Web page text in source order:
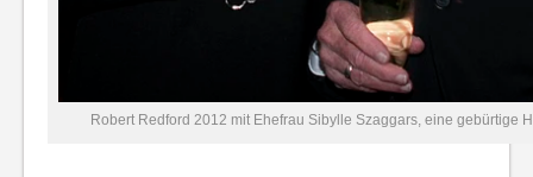
Robert Redford 2012 mit Ehefrau Sibylle Szaggars, eine gebürtige